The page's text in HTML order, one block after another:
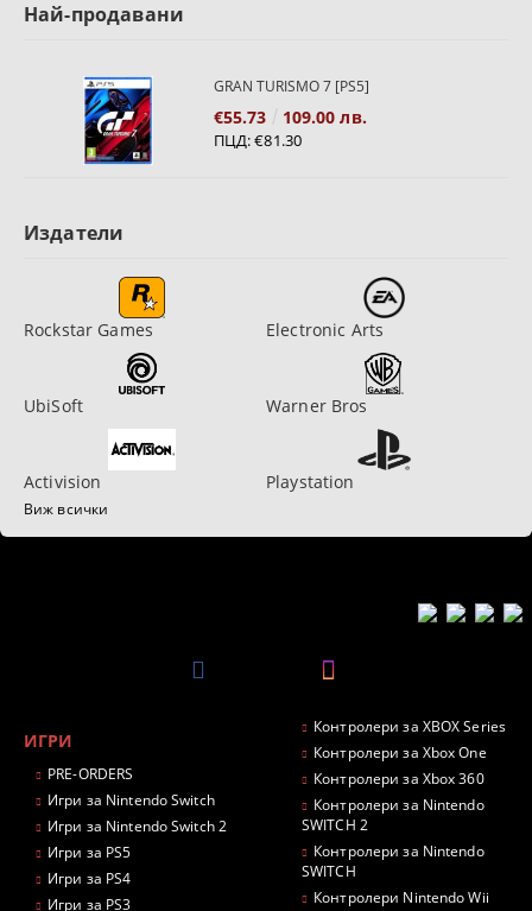
Най-продавани
GRAN TURISMO 7 [PS5]
€55.73 109.00 лв.
ПЦД:€81.30
Издатели
Rockstar Games Electronic Arts
UbiSoft Warner Bros
Activision Playstation
Виж всички
ИГРИ
PRE-ORDERS
Игри за Nintendo Switch
Игри за Nintendo Switch 2
Игри за PS5
Игри за PS4
Игри за PS3
Контролери за XBOX Series
Контролери за Xbox One
Контролери за Xbox 360
Контролери за Nintendo
SWITCH 2
Контролери за Nintendo
SWITCH
Контролери Nintendo Wii